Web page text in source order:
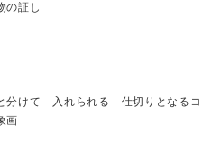
証し
分けて 入れられる 仕切りとなるコ
画